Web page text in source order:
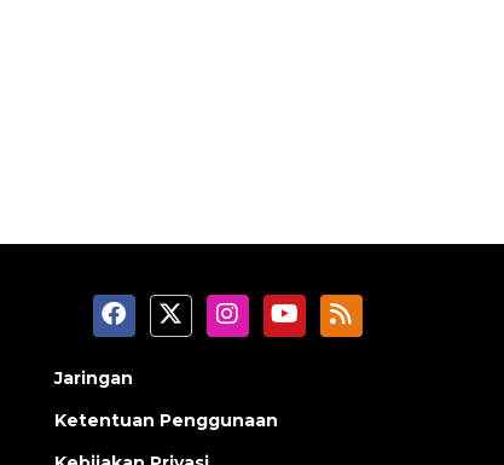
Jaringan
Ketentuan Penggunaan